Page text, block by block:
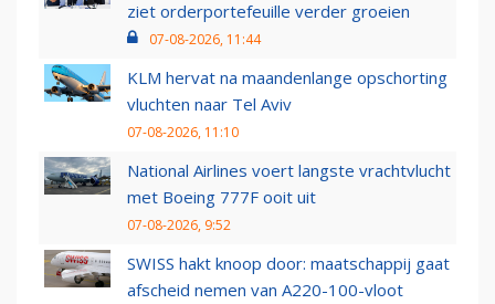
ziet orderportefeuille verder groeien
07-08-2026, 11:44
KLM hervat na maandenlange opschorting
vluchten naar Tel Aviv
07-08-2026, 11:10
National Airlines voert langste vrachtvlucht
met Boeing 777F ooit uit
07-08-2026, 9:52
SWISS hakt knoop door: maatschappij gaat
afscheid nemen van A220-100-vloot